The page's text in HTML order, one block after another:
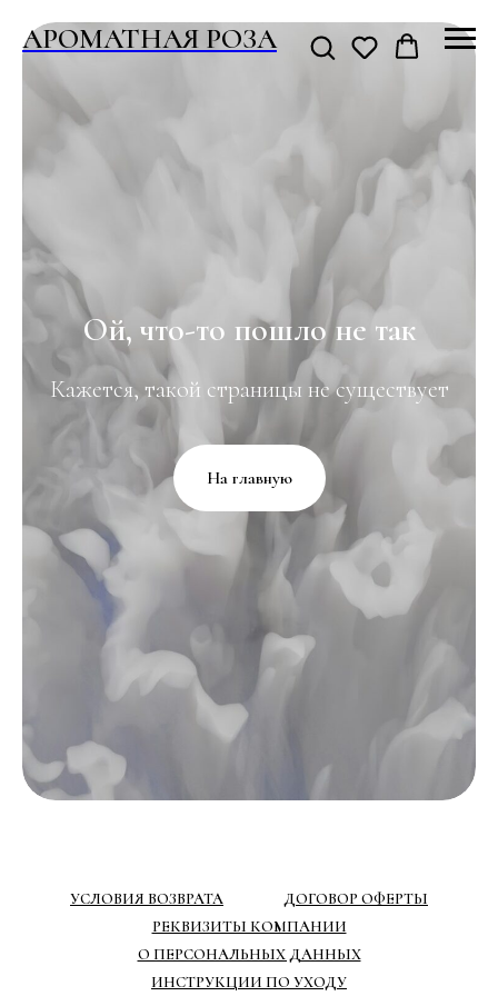
АРОМАТНАЯ РОЗА
Ой, что-то пошло не так
Кажется, такой страницы не существует
На главную
УСЛОВИЯ ВОЗВРАТА
ДОГОВОР ОФЕРТЫ
РЕКВИЗИТЫ КОМПАНИИ
О ПЕРСОНАЛЬНЫХ ДАННЫХ
ИНСТРУКЦИИ ПО УХОДУ